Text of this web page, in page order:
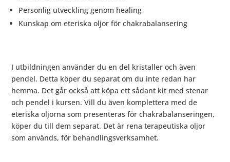
Personlig utveckling genom healing
Kunskap om eteriska oljor för chakrabalansering
I utbildningen använder du en del kristaller och även
pendel. Detta köper du separat om du inte redan har
hemma. Det går också att köpa ett sådant kit med stenar
och pendel i kursen. Vill du även komplettera med de
eteriska oljorna som presenteras för chakrabalanseringen,
köper du till dem separat. Det är rena terapeutiska oljor
som används, för behandlingsverksamhet.